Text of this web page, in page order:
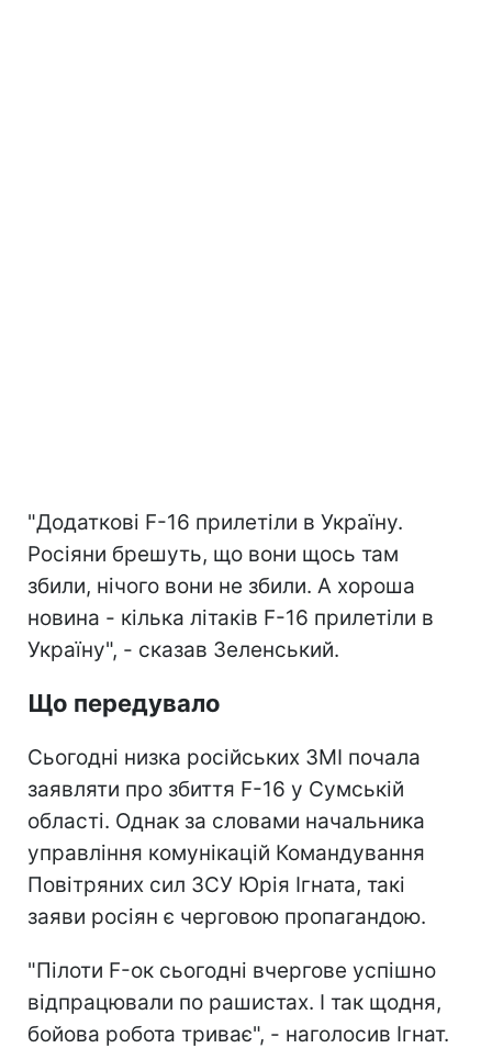
"Додаткові F-16 прилетіли в Україну.
Росіяни брешуть, що вони щось там
збили, нічого вони не збили. А хороша
новина - кілька літаків F-16 прилетіли в
Україну", - сказав Зеленський.
Що передувало
Сьогодні низка російських ЗМІ почала
заявляти про збиття F-16 у Сумській
області. Однак за словами начальника
управління комунікацій Командування
Повітряних сил ЗСУ Юрія Ігната, такі
заяви росіян є черговою пропагандою.
"Пілоти F-ок сьогодні вчергове успішно
відпрацювали по рашистах. І так щодня,
бойова робота триває", - наголосив Ігнат.